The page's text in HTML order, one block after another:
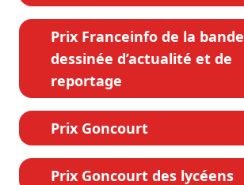
Prix Franceinfo de la bande
dessinée d’actualité et de
reportage
Prix Goncourt
Prix Goncourt des lycéens